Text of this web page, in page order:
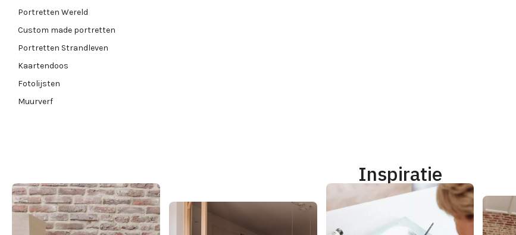
Portretten Wereld
Custom made portretten
Portretten Strandleven
Kaartendoos
Fotolijsten
Muurverf
Inspiratie